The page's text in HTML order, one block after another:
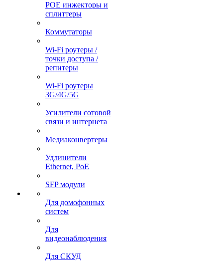
POE инжекторы и
сплиттеры
Коммутаторы
Wi-Fi роутеры /
точки доступа /
репитеры
Wi-Fi роутеры
3G/4G/5G
Усилители сотовой
связи и интернета
Медиаконвертеры
Удлинители
Ethernet, PoE
SFP модули
Для домофонных
систем
Для
видеонаблюдения
Для СКУД